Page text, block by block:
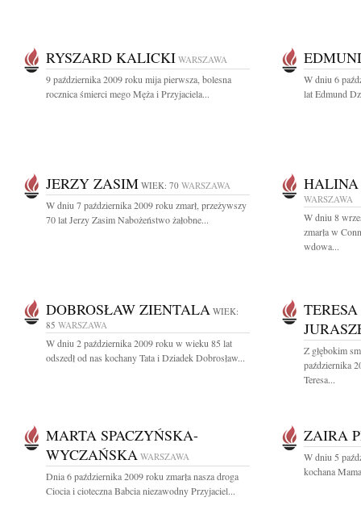
RYSZARD KALICKI WARSZAWA
9 października 2009 roku mija pierwsza, bolesna
rocznica śmierci mego Męża i Przyjaciela...
W dniu 6
lat Edmund
JERZY ZASIM WIEK: 70 WARSZAWA
W dniu 7 października 2009 roku zmarł, przeżywszy
70 lat Jerzy Zasim Nabożeństwo żałobne...
WARSZAWA
W dniu 8
zmarła w
wdowa...
DOBROSŁAW ZIENTALA WIEK:
85 WARSZAWA
W dniu 2 października 2009 roku w wieku 85 lat
odszedł od nas kochany Tata i Dziadek Dobrosław...
Z głębokim
października
Teresa...
MARTA SPACZYŃSKA-
WYCZAŃSKA WARSZAWA
Dnia 6 października 2009 roku zmarła nasza droga
Ciocia i cioteczna Babcia niezawodny Przyjaciel...
ZAIRA
W dniu 5
kochana